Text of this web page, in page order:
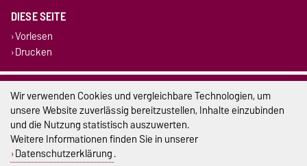
DIESE SEITE
Vorlesen
Drucken
Impressum
Datenschutz
Barrierefreiheit
Wir verwenden Cookies und vergleichbare Technologien, um
unsere Website zuverlässig bereitzustellen, Inhalte einzubinden
und die Nutzung statistisch auszuwerten.
Weitere Informationen finden Sie in unserer
Datenschutzerklärung.